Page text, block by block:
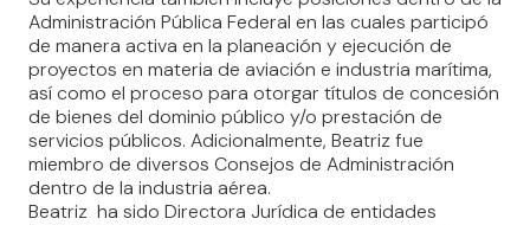
Administración Pública Federal en las cuales participó
de manera activa en la planeación y ejecución de
proyectos en materia de aviación e industria marítima,
así como el proceso para otorgar títulos de concesión
de bienes del dominio público y/o prestación de
servicios públicos. Adicionalmente, Beatriz fue
miembro de diversos Consejos de Administración
dentro de la industria aérea.
Beatriz ha sido Directora Jurídica de entidades